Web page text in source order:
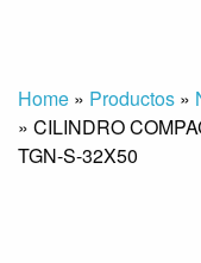
Home » Productos »
» CILINDRO
TGN-S-32X50